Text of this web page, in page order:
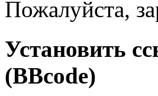
Пожалуйста,
Установить
(BBcode)